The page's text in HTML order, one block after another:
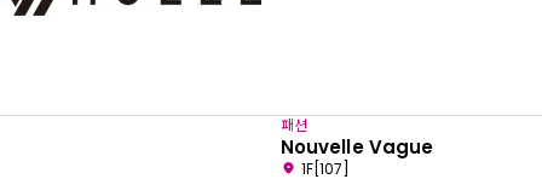
패션
Nouvelle Vague
1F[107]